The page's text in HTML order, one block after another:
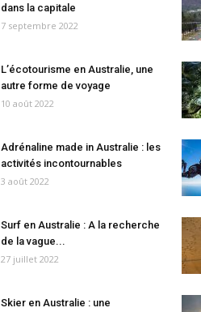
dans la capitale
7 septembre 2022
L’écotourisme en Australie, une
autre forme de voyage
10 août 2022
Adrénaline made in Australie : les
activités incontournables
3 août 2022
Surf en Australie : A la recherche
de la vague...
27 juillet 2022
Skier en Australie : une